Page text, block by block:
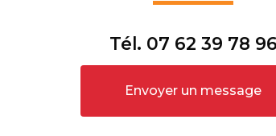
Tél. 07 62 39 78 96
Envoyer un message